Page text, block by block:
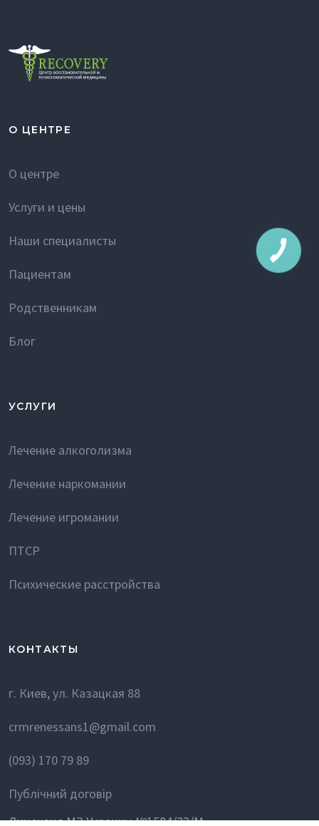
О ЦЕНТРЕ
О центре
Услуги и цены
Наши специалисты
Пациентам
Родственникам
Блог
УСЛУГИ
Лечение алкоголизма
Лечение наркомании
Лечение игромании
ПТСР
Психические расстройства
КОНТАКТЫ
г. Киев, ул. Казацкая 88
crmrenessans1@gmail.com
(093) 170 79 89
Публічний договір
Лицензия МЗ Украины №1584/23/М